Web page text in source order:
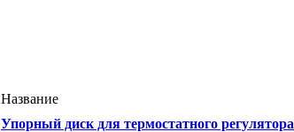
Название
Упорный диск для термостатного регулятора